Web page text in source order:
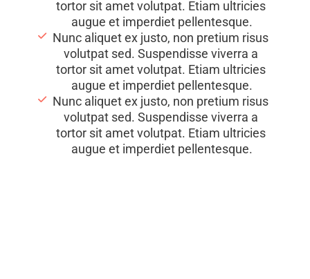
tortor sit amet volutpat. Etiam ultricies
augue et imperdiet pellentesque.
Nunc aliquet ex justo, non pretium risus
volutpat sed. Suspendisse viverra a
tortor sit amet volutpat. Etiam ultricies
augue et imperdiet pellentesque.
Nunc aliquet ex justo, non pretium risus
volutpat sed. Suspendisse viverra a
tortor sit amet volutpat. Etiam ultricies
augue et imperdiet pellentesque.